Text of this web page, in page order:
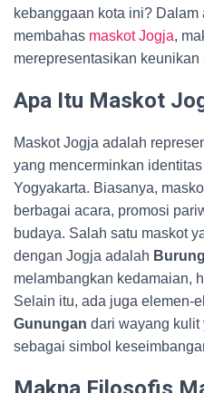
kebanggaan kota ini? Dalam
membahas maskot Jogja,
merepresentasikan keunikan
Apa Itu Maskot
Maskot Jogja adalah
yang mencerminkan
Yogyakarta. Biasanya,
berbagai acara, promosi
budaya. Salah satu maskot
dengan Jogja adalah
melambangkan kedamaian,
Selain itu, ada juga elemen-
Gunungan dari wayang kulit
sebagai simbol